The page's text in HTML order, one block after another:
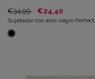
€34,99 €24,40
Sujetador con aros negro Perfect